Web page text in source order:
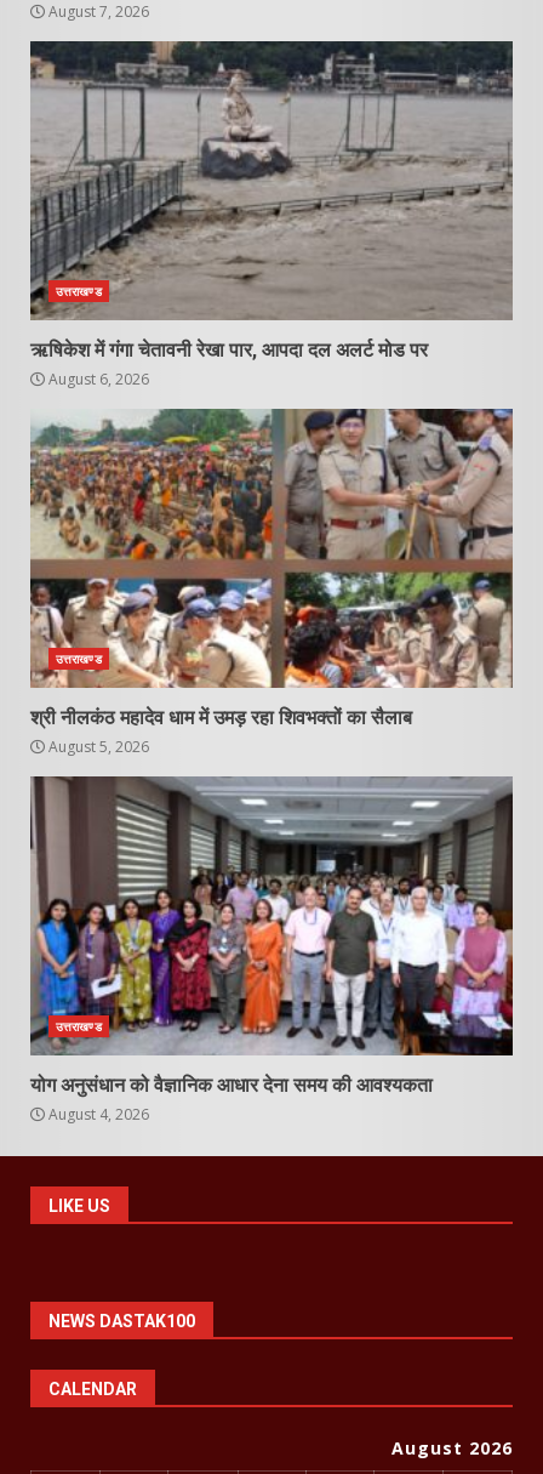
August 7, 2026
उत्तराखण्ड
ऋषिकेश में गंगा चेतावनी रेखा पार, आपदा दल अलर्ट मोड पर
August 6, 2026
उत्तराखण्ड
श्री नीलकंठ महादेव धाम में उमड़ रहा शिवभक्तों का सैलाब
August 5, 2026
उत्तराखण्ड
योग अनुसंधान को वैज्ञानिक आधार देना समय की आवश्यकता
August 4, 2026
LIKE US
NEWS DASTAK100
CALENDAR
August 2026